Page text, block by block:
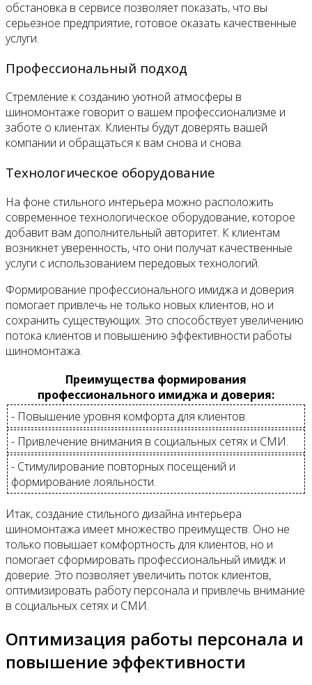
обстановка в сервисе позволяет показать, что вы
серьезное предприятие, готовое оказать качественные
услуги.
Профессиональный подход
Стремление к созданию уютной атмосферы в
шиномонтаже говорит о вашем профессионализме и
заботе о клиентах. Клиенты будут доверять вашей
компании и обращаться к вам снова и снова.
Технологическое оборудование
На фоне стильного интерьера можно расположить
современное технологическое оборудование, которое
добавит вам дополнительный авторитет. К клиентам
возникнет уверенность, что они получат качественные
услуги с использованием передовых технологий.
Формирование профессионального имиджа и доверия
помогает привлечь не только новых клиентов, но и
сохранить существующих. Это способствует увеличению
потока клиентов и повышению эффективности работы
шиномонтажа.
Преимущества формирования
профессионального имиджа и доверия:
- Повышение уровня комфорта для клиентов.
- Привлечение внимания в социальных сетях и СМИ.
- Стимулирование повторных посещений и
формирование лояльности.
Итак, создание стильного дизайна интерьера
шиномонтажа имеет множество преимуществ. Оно не
только повышает комфортность для клиентов, но и
помогает сформировать профессиональный имидж и
доверие. Это позволяет увеличить поток клиентов,
оптимизировать работу персонала и привлечь внимание
в социальных сетях и СМИ.
Оптимизация работы персонала и
повышение эффективности